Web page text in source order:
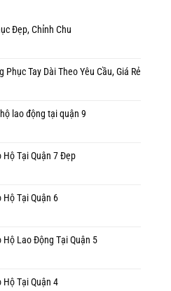
Đẹp, Chỉnh Chu
Tay Dài Theo Yêu Cầu, Giá Rẻ
lao động tại quận 9
Hộ Tại Quận 7 Đẹp
Hộ Tại Quận 6
Lao Động Tại Quận 5
Hộ Tại Quận 4